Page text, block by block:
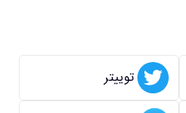
توییتر